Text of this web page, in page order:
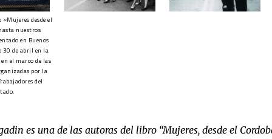
desde el
nuestros
en Buenos
30 de abril en la
el marco de las
por la
del
es una de las autoras del libro “Mujeres, desde el